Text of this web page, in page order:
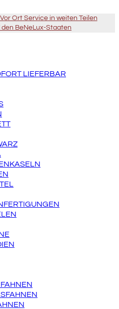
Ort Service in weiten Teilen
BeNeLux-Staaten
LIEFERBAR